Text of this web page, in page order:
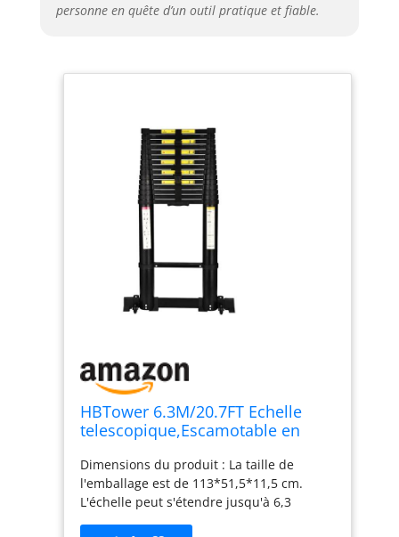
personne en quête d’un outil pratique et fiable.
HBTower 6.3M/20.7FT Echelle
telescopique,Escamotable en
plianteConvient aux Camping-
Cars, greniers, extérieurs et
intérieurs, Charge Max 150
kg,Noir
Dimensions du produit : La taille de
l'emballage est de 113*51,5*11,5 cm.
L'échelle peut s'étendre jusqu'à 6,3
mètres et supporter un poids allant